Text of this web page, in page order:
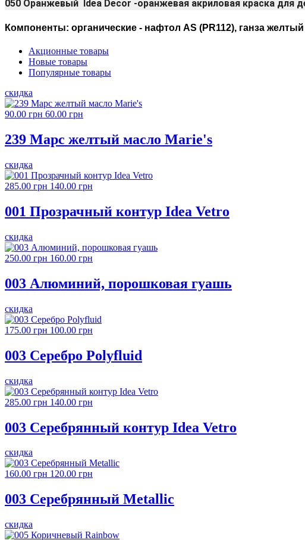
050 Оранжевый Idea Decor -оранжевая акриловая краска для
Компоненты: органические - нафтол AS (PR112), ганза желтый
Акционные товары
Новые товары
Популярные товары
скидка
90.00 грн 60.00 грн
239 Марс желтый масло Marie's
скидка
285.00 грн 140.00 грн
001 Прозрачный контур Idea Vetro
скидка
250.00 грн 160.00 грн
003 Алюминий, порошковая гуашь
скидка
175.00 грн 100.00 грн
003 Серебро Polyfluid
скидка
285.00 грн 140.00 грн
003 Серебрянный контур Idea Vetro
скидка
160.00 грн 120.00 грн
003 Серебрянный Metallic
скидка